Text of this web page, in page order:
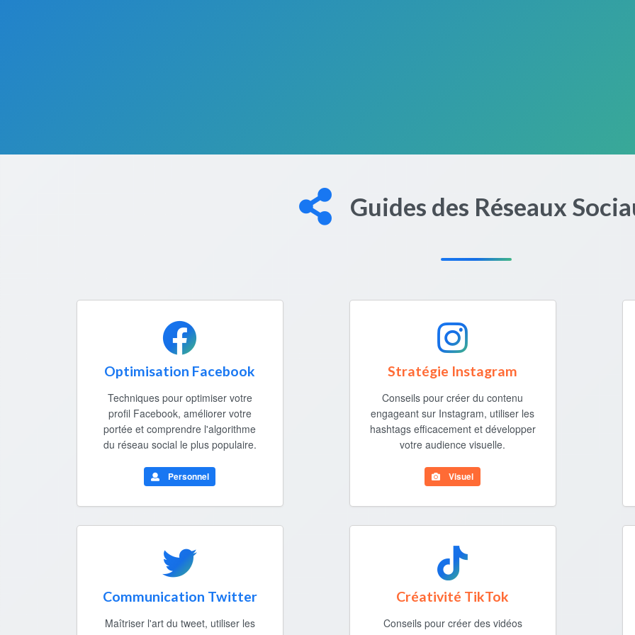
Guides des Réseaux
Optimisation Facebook
Techniques pour optimiser votre
profil Facebook, améliorer votre
portée et comprendre l'algorithme
du réseau social le plus populaire.
Personnel
Stratégie Instagram
Conseils pour créer du contenu
engageant sur Instagram, utiliser les
hashtags efficacement et développer
votre audience visuelle.
Visuel
Communication Twitter
Maîtriser l'art du tweet, utiliser les
Créativité TikTok
Conseils pour créer des vidéos